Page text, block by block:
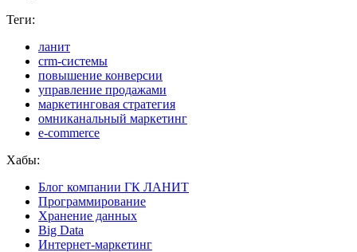
Теги:
ланит
crm-системы
повышение конверсии
управление продажами
маркетинговая стратегия
омниканальный маркетинг
e-commerce
Хабы:
Блог компании ГК ЛАНИТ
Программирование
Хранение данных
Big Data
Интернет-маркетинг